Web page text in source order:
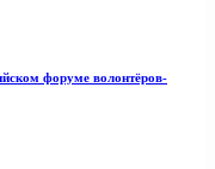
форуме волонтёров-